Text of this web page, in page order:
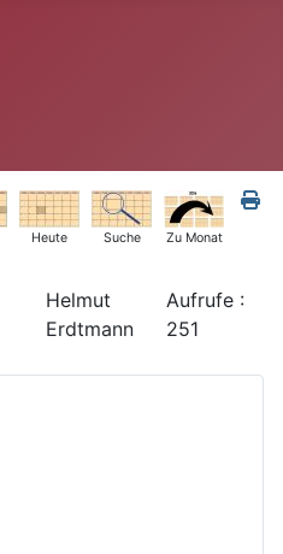
Heute Suche Zu Monat
Helmut
Erdtmann
Aufrufe :
251